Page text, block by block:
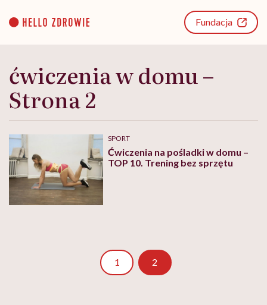
content
Fundacja
ćwiczenia w domu –
Strona 2
SPORT
Ćwiczenia na pośladki w domu –
TOP 10. Trening bez sprzętu
Strona
1 2